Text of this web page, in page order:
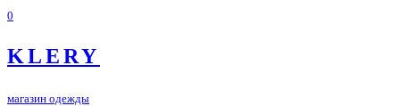
0
KLERY
магазин одежды